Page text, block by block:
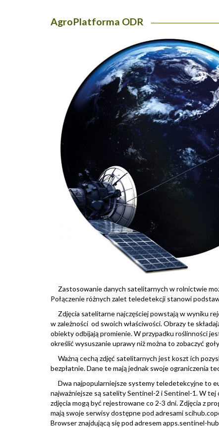
AgroPlatforma ODR
Zastosowanie danych satelitarnych w rolnictwie
Połączenie różnych zalet teledetekcji stanowi
Zdjęcia satelitarne najczęściej powstają w wyniku
w zależności od swoich właściwości. Obrazy te
obiekty odbijają promienie. W przypadku roślinności
określić wysuszanie uprawy niż można to zobaczyć
Ważną cechą zdjęć satelitarnych jest koszt ich
bezpłatnie. Dane te mają jednak swoje ograniczenia
Dwa najpopularniejsze systemy teledetekcyjne to
najważniejsze są satelity Sentinel-2 i Sentinel-1. W
zdjęcia mogą być rejestrowane co 2-3 dni. Zdjęcia z
mają swoje serwisy dostępne pod adresami
Browser znajdującą się pod adresem apps.sentinel-